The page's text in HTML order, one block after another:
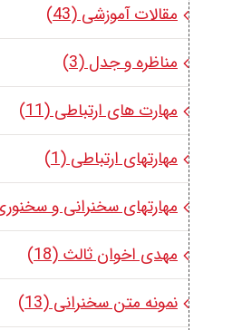
مقالات آموزشی (43)
مناظره و جدل (3)
مهارت های ارتباطی (11)
مهارتهای ارتباطی (1)
مهارتهای سخنرانی و سخنوری (47)
مهدی اخوان ثالث (18)
نمونه متن سخنرانی (13)